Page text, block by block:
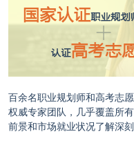
百余名职业规划师和高考志
权威专家团队，几乎覆盖所
前景和市场就业状况了解深刻